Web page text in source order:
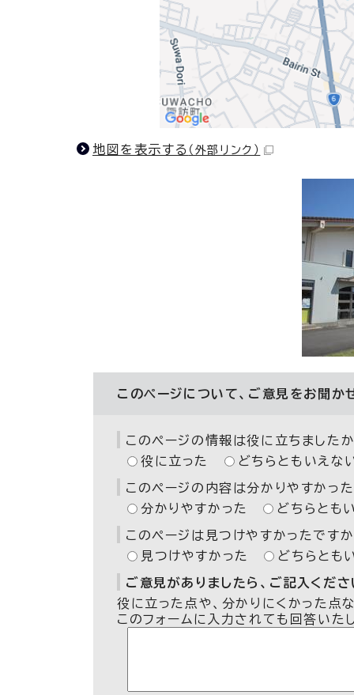
地図を表示する （外部リンク）
このページについて、ご意見をお聞か
このページの情報は役に立ちましたか
役に立った
どちらともいえな
このページの内容は分かりやすかっ
分かりやすかった
どちらとも
このページは見つけやすかったですか
見つけやすかった
どちらとも
ご意見がありましたら、ご記入くだ
役に立った点や、分かりにくかった点
このフォームに入力されても回答いた